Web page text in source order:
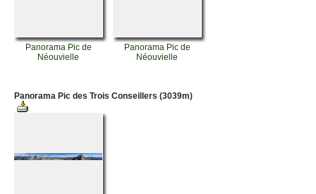
Panorama Pic de
Néouvielle
Panorama Pic de
Néouvielle
Panorama Pic des Trois Conseillers (3039m)